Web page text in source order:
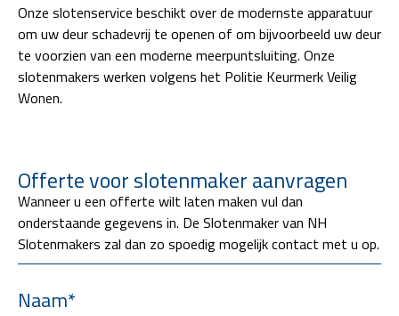
Onze slotenservice beschikt over de modernste apparatuur
om uw deur schadevrij te openen of om bijvoorbeeld uw deur
te voorzien van een moderne meerpuntsluiting. Onze
slotenmakers werken volgens het Politie Keurmerk Veilig
Wonen.
Offerte voor slotenmaker aanvragen
Wanneer u een offerte wilt laten maken vul dan
onderstaande gegevens in. De Slotenmaker van NH
Slotenmakers zal dan zo spoedig mogelijk contact met u op.
Naam*